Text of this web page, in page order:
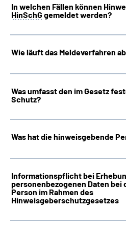
In welchen Fällen können
HinSchG gemeldet werden?
Wie läuft das Meldeverfahren
Was umfasst den im Gesetz
Schutz?
Was hat die hinweisgebende
Informationspflicht bei
personenbezogenen Daten
Person im Rahmen des
Hinweisgeberschutzgesetzes